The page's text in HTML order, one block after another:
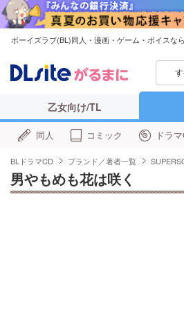
ボーイズラブ(BL)同人・漫画・ゲーム・ボイスな
乙女向け/TL
同人 コミック ドラ
BLドラマCD ブランド／著者一覧
男やもめも花は咲く